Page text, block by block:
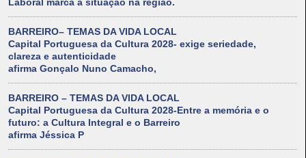
Laboral marca a situação na região.
BARREIRO– TEMAS DA VIDA LOCAL
Capital Portuguesa da Cultura 2028- exige seriedade,
clareza e autenticidade
afirma Gonçalo Nuno Camacho,
BARREIRO – TEMAS DA VIDA LOCAL
Capital Portuguesa da Cultura 2028-Entre a memória e o
futuro: a Cultura Integral e o Barreiro
afirma Jéssica P